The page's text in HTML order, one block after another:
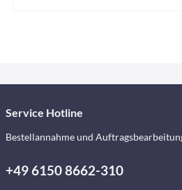
Service Hotline
Bestellannahme und
+49 6150 8662-310